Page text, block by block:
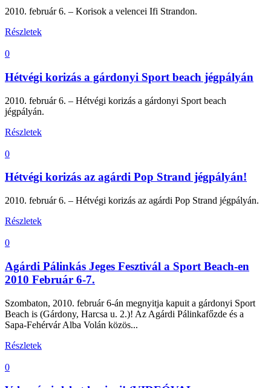
2010. február 6. – Korisok a velencei Ifi Strandon.
Részletek
0
Hétvégi korizás a gárdonyi Sport beach jégpályán
2010. február 6. – Hétvégi korizás a gárdonyi Sport beach
jégpályán.
Részletek
0
Hétvégi korizás az agárdi Pop Strand jégpályán!
2010. február 6. – Hétvégi korizás az agárdi Pop Strand jégpályán.
Részletek
0
Agárdi Pálinkás Jeges Fesztivál a Sport Beach-en
2010 Február 6-7.
Szombaton, 2010. február 6-án megnyitja kapuit a gárdonyi Sport
Beach is (Gárdony, Harcsa u. 2.)! Az Agárdi Pálinkafőzde és a
Sapa-Fehérvár Alba Volán közös...
Részletek
0